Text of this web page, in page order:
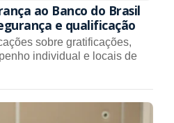
ao Banco do Brasil
e qualificação
sobre gratificações,
individual e locais de